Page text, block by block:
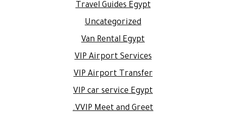
Travel Guides Egypt
Uncategorized
Van Rental Egypt
VIP Airport Services
VIP Airport Transfer
VIP car service Egypt
VVIP Meet and Greet.